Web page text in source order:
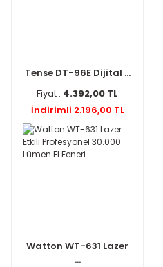
Tense DT-96E Dijital ...
Fiyat : 4.392,00 TL
İndirimli 2.196,00 TL
Watton WT-631 Lazer
...